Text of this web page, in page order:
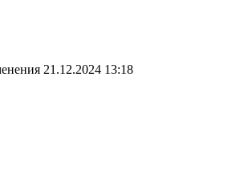
21.12.2024 13:18